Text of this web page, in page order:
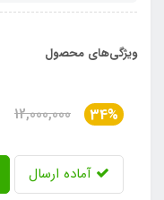
ویژگی‌های محصول
34%
12,000,000
آماده ارسال